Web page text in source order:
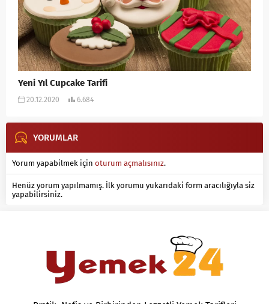
Yeni Yıl Cupcake Tarifi
20.12.2020 6.684
YORUMLAR
Yorum yapabilmek için oturum açmalısınız.
Henüz yorum yapılmamış. İlk yorumu yukarıdaki form aracılığıyla siz
yapabilirsiniz.